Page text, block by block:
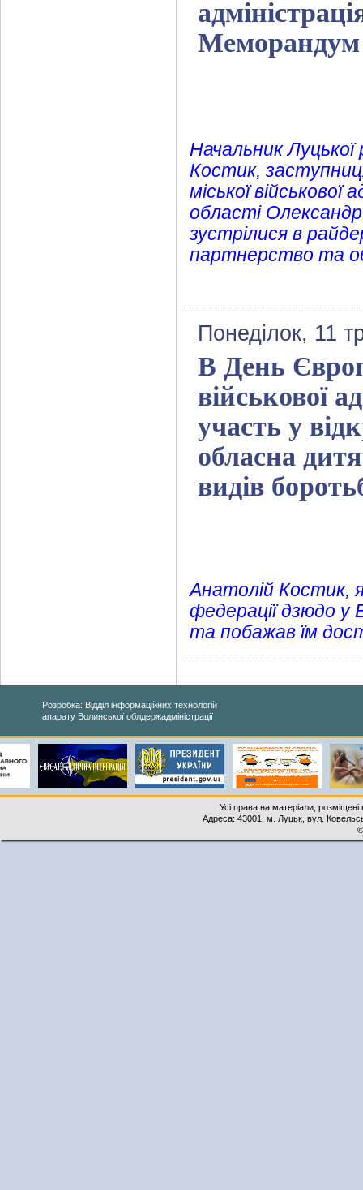
Меморандум
Начальник Луцької
Костик,
міської військової
області
зустрілися в
партнерство та
Понеділок, 11
В День
військової
участь у
обласна
видів
Анатолій Костик,
федерації дзюдо у
та побажав їм
Розробка: Відділ інформаційних технологій
апарату Волинської облдержадміністрації
Усі права на матеріали,
Адреса: 43001, м. Луцьк, вул.